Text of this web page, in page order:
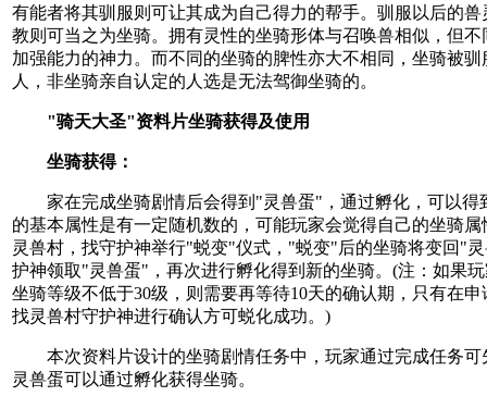
有能者将其驯服则可让其成为自己得力的帮手。驯服以后的
教则可当之为坐骑。拥有灵性的坐骑形体与召唤兽相似，但
加强能力的神力。而不同的坐骑的脾性亦大不相同，坐骑被
人，非坐骑亲自认定的人选是无法驾御坐骑的。
"骑天大圣"资料片坐骑获得及使用
坐骑获得：
家在完成坐骑剧情后会得到"灵兽蛋"，通过孵化，可以得
的基本属性是有一定随机数的，可能玩家会觉得自己的坐骑
灵兽村，找守护神举行"蜕变"仪式，"蜕变"后的坐骑将变回"
护神领取"灵兽蛋"，再次进行孵化得到新的坐骑。(注：如果
坐骑等级不低于30级，则需要再等待10天的确认期，只有在
找灵兽村守护神进行确认方可蜕化成功。)
本次资料片设计的坐骑剧情任务中，玩家通过完成任务可
灵兽蛋可以通过孵化获得坐骑。